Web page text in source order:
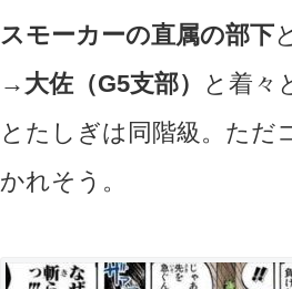
スモーカーの直属の部下
→大佐（G5支部）
と着々
とたしぎは同階級。ただ
かれそう。